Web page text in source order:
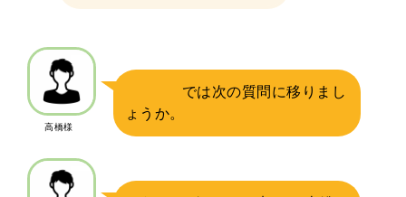
高橋様
では次の質問に移りまし
ょうか。